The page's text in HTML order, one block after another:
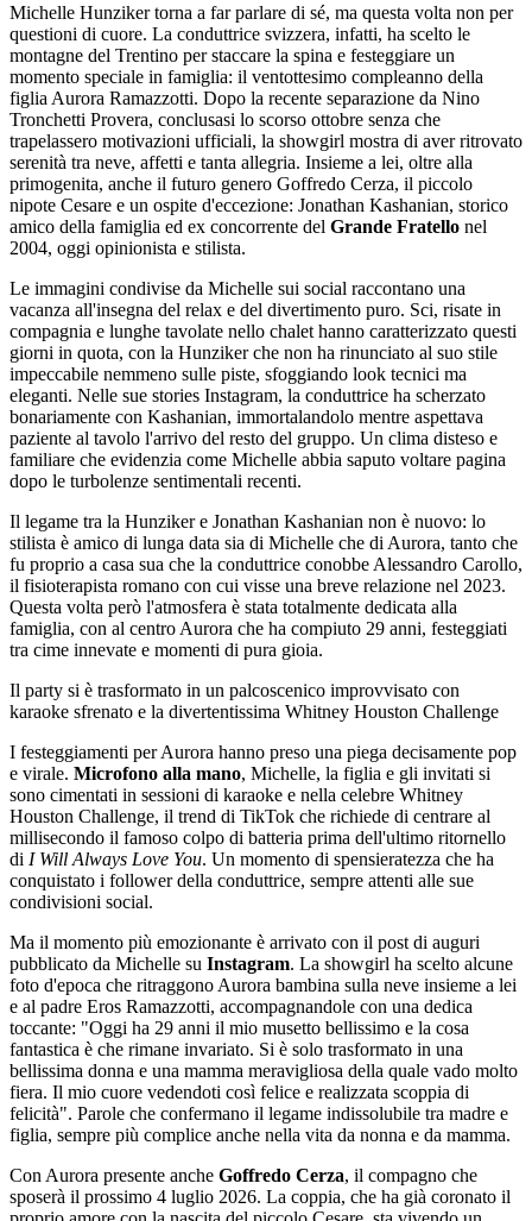
Michelle Hunziker torna a far parlare di sé, ma questa volta non per
questioni di cuore. La conduttrice svizzera, infatti, ha scelto le
montagne del Trentino per staccare la spina e festeggiare un
momento speciale in famiglia: il ventottesimo compleanno della
figlia Aurora Ramazzotti. Dopo la recente separazione da Nino
Tronchetti Provera, conclusasi lo scorso ottobre senza che
trapelassero motivazioni ufficiali, la showgirl mostra di aver ritrovato
serenità tra neve, affetti e tanta allegria. Insieme a lei, oltre alla
primogenita, anche il futuro genero Goffredo Cerza, il piccolo
nipote Cesare e un ospite d'eccezione: Jonathan Kashanian, storico
amico della famiglia ed ex concorrente del Grande Fratello nel
2004, oggi opinionista e stilista.
Le immagini condivise da Michelle sui social raccontano una
vacanza all'insegna del relax e del divertimento puro. Sci, risate in
compagnia e lunghe tavolate nello chalet hanno caratterizzato questi
giorni in quota, con la Hunziker che non ha rinunciato al suo stile
impeccabile nemmeno sulle piste, sfoggiando look tecnici ma
eleganti. Nelle sue stories Instagram, la conduttrice ha scherzato
bonariamente con Kashanian, immortalandolo mentre aspettava
paziente al tavolo l'arrivo del resto del gruppo. Un clima disteso e
familiare che evidenzia come Michelle abbia saputo voltare pagina
dopo le turbolenze sentimentali recenti.
Il legame tra la Hunziker e Jonathan Kashanian non è nuovo: lo
stilista è amico di lunga data sia di Michelle che di Aurora, tanto che
fu proprio a casa sua che la conduttrice conobbe Alessandro Carollo,
il fisioterapista romano con cui visse una breve relazione nel 2023.
Questa volta però l'atmosfera è stata totalmente dedicata alla
famiglia, con al centro Aurora che ha compiuto 29 anni, festeggiati
tra cime innevate e momenti di pura gioia.
Il party si è trasformato in un palcoscenico improvvisato con
karaoke sfrenato e la divertentissima Whitney Houston Challenge
I festeggiamenti per Aurora hanno preso una piega decisamente pop
e virale. Microfono alla mano, Michelle, la figlia e gli invitati si
sono cimentati in sessioni di karaoke e nella celebre Whitney
Houston Challenge, il trend di TikTok che richiede di centrare al
millisecondo il famoso colpo di batteria prima dell'ultimo ritornello
di I Will Always Love You. Un momento di spensieratezza che ha
conquistato i follower della conduttrice, sempre attenti alle sue
condivisioni social.
Ma il momento più emozionante è arrivato con il post di auguri
pubblicato da Michelle su Instagram. La showgirl ha scelto alcune
foto d'epoca che ritraggono Aurora bambina sulla neve insieme a lei
e al padre Eros Ramazzotti, accompagnandole con una dedica
toccante: "Oggi ha 29 anni il mio musetto bellissimo e la cosa
fantastica è che rimane invariato. Si è solo trasformato in una
bellissima donna e una mamma meravigliosa della quale vado molto
fiera. Il mio cuore vedendoti così felice e realizzata scoppia di
felicità". Parole che confermano il legame indissolubile tra madre e
figlia, sempre più complice anche nella vita da nonna e da mamma.
Con Aurora presente anche Goffredo Cerza, il compagno che
sposerà il prossimo 4 luglio 2026. La coppia, che ha già coronato il